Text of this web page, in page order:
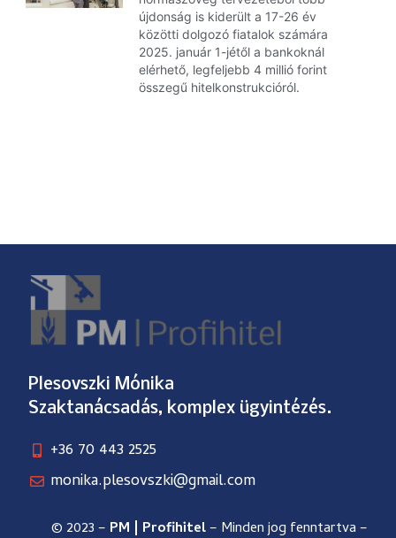
újdonság is kiderült a 17-26 év
közötti dolgozó fiatalok számára
2025. január 1-jétől a bankoknál
elérhető, legfeljebb 4 millió forint
összegű hitelkonstrukcióról.
Plesovszki Mónika
Szaktanácsadás, komplex ügyintézés.
+36 70 443 2525
monika.plesovszki@gmail.com
© 2023 – PM | Profihitel– Minden jog fenntartva –